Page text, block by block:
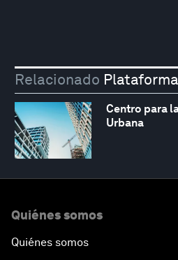
Relacionado
Centro para
Urbana
Quiénes somos
Quiénes somos